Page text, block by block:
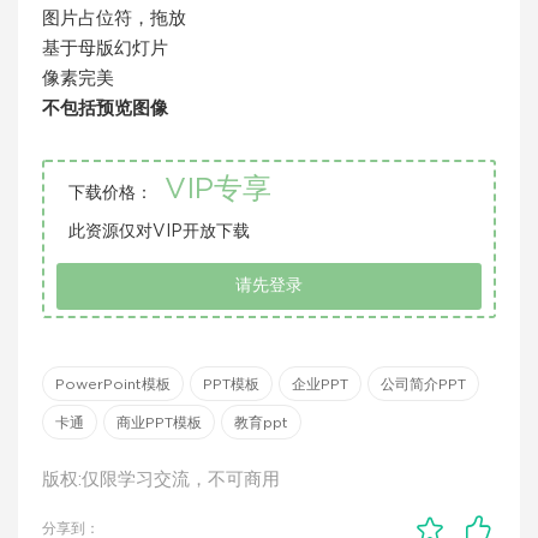
图片占位符，拖放
基于母版幻灯片
像素完美
不包括预览图像
下载价格： VIP专享
此资源仅对VIP开放下载
请先登录
PowerPoint模板 PPT模板 企业PPT 公司简介PPT
卡通 商业PPT模板 教育ppt
版权:仅限学习交流，不可商用
分享到：